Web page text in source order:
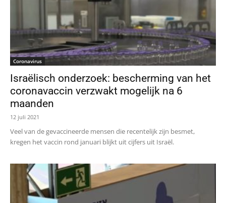
Coronavirus
Israëlisch onderzoek: bescherming van het
coronavaccin verzwakt mogelijk na 6
maanden
12 juli 2021
Veel van de gevaccineerde mensen die recentelijk zijn besmet,
kregen het vaccin rond januari blijkt uit cijfers uit Israël.